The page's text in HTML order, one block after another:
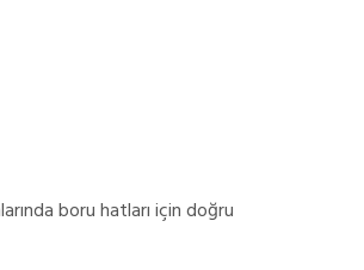
boru hatları için doğru